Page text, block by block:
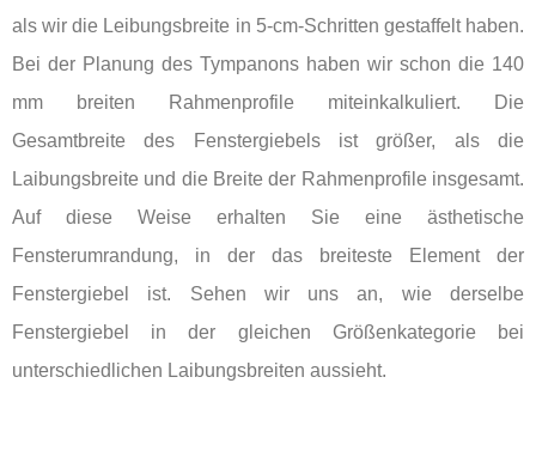
als wir die Leibungsbreite in 5-cm-Schritten gestaffelt haben.
Bei der Planung des Tympanons haben wir schon die 140
mm breiten Rahmenprofile miteinkalkuliert. Die
Gesamtbreite des Fenstergiebels ist größer, als die
Laibungsbreite und die Breite der Rahmenprofile insgesamt.
Auf diese Weise erhalten Sie eine ästhetische
Fensterumrandung, in der das breiteste Element der
Fenstergiebel ist. Sehen wir uns an, wie derselbe
Fenstergiebel in der gleichen Größenkategorie bei
unterschiedlichen Laibungsbreiten aussieht.